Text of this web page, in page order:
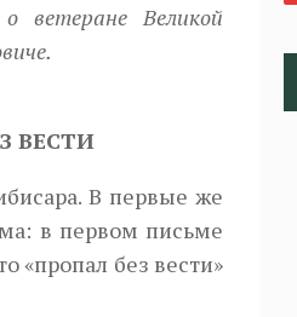
ветеране Великой
ВЕСТИ
В первые же
в первом письме
«пропал без вести»